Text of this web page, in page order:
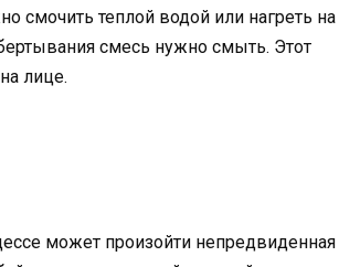
смочить теплой водой или нагреть на
смесь нужно смыть. Этот
лице.
может произойти непредвиденная